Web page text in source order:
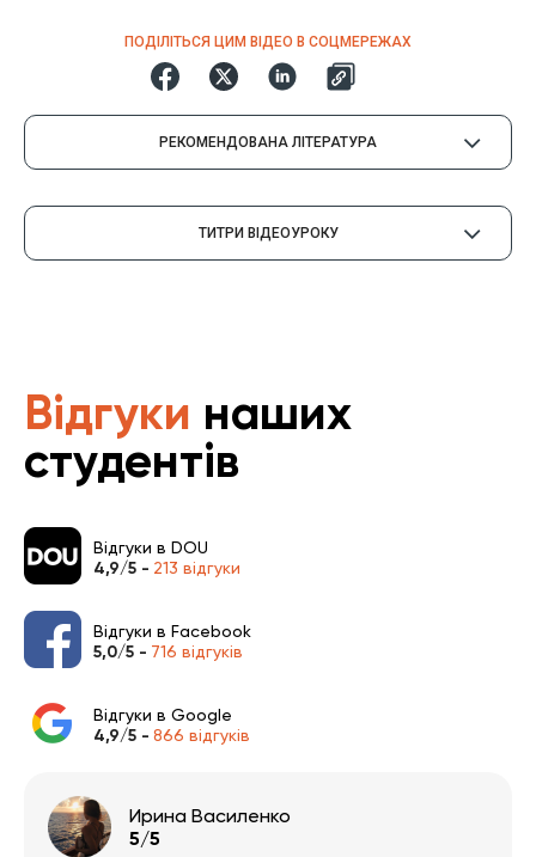
ПОДІЛІТЬСЯ ЦИМ ВІДЕО В СОЦМЕРЕЖАХ
РЕКОМЕНДОВАНА ЛІТЕРАТУРА
ТИТРИ ВІДЕОУРОКУ
Відгуки наших
студентів
Відгуки в DOU
4,9/5 - 213 відгуки
Відгуки в Facebook
5,0/5 - 716 відгуків
Відгуки в Google
4,9/5 - 866 відгуків
Ирина Василенко
5/5